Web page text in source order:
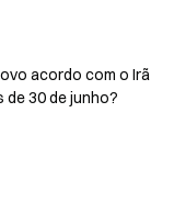
acordo com o Irã
30 de junho?